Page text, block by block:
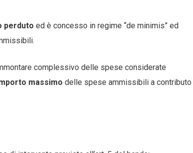
perduto ed è concesso in regime “de minimis” ed
complessivo delle spese considerate
massimo delle spese ammissibili a contributo